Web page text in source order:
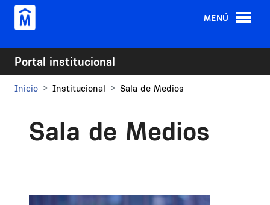
Pasar al contenido principal
MENÚ
Portal institucional
Inicio Institucional Sala de Medios
Sala de Medios